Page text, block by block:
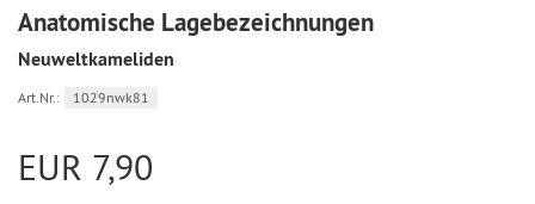
Anatomische Lagebezeichnungen
Neuweltkameliden
Art.Nr.: 1029nwk81
EUR 7,90